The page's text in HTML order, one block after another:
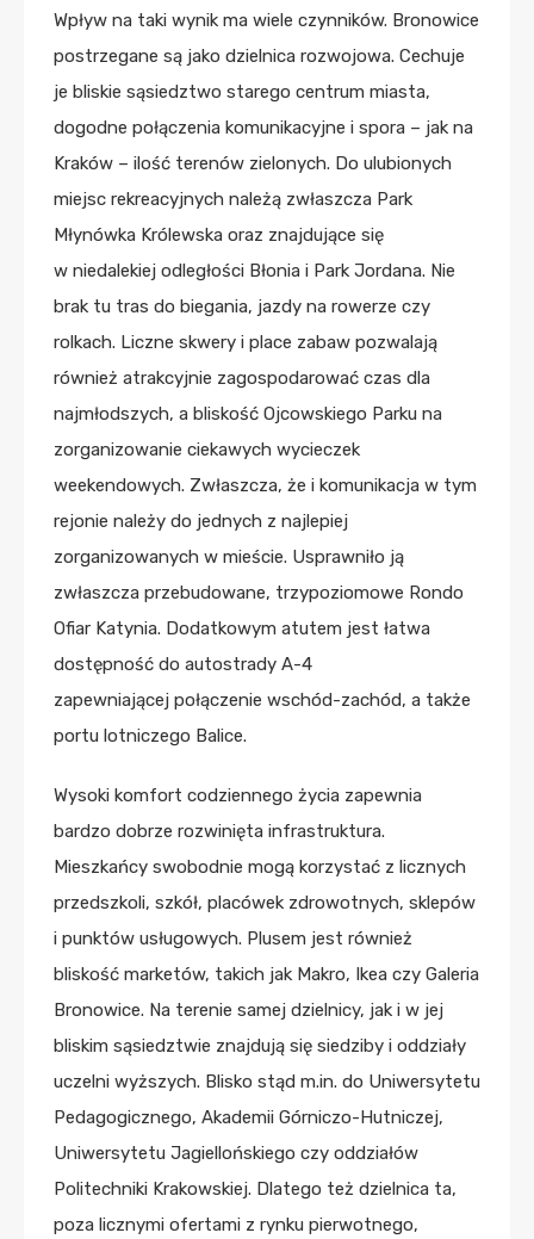
Wpływ na taki wynik ma wiele czynników. Bronowice
postrzegane są jako dzielnica rozwojowa. Cechuje
je bliskie sąsiedztwo starego centrum miasta,
dogodne połączenia komunikacyjne i spora – jak na
Kraków – ilość terenów zielonych. Do ulubionych
miejsc rekreacyjnych należą zwłaszcza Park
Młynówka Królewska oraz znajdujące się
w niedalekiej odległości Błonia i Park Jordana. Nie
brak tu tras do biegania, jazdy na rowerze czy
rolkach. Liczne skwery i place zabaw pozwalają
również atrakcyjnie zagospodarować czas dla
najmłodszych, a bliskość Ojcowskiego Parku na
zorganizowanie ciekawych wycieczek
weekendowych. Zwłaszcza, że i komunikacja w tym
rejonie należy do jednych z najlepiej
zorganizowanych w mieście. Usprawniło ją
zwłaszcza przebudowane, trzypoziomowe Rondo
Ofiar Katynia. Dodatkowym atutem jest łatwa
dostępność do autostrady A-4
zapewniającej połączenie wschód-zachód, a także
portu lotniczego Balice.
Wysoki komfort codziennego życia zapewnia
bardzo dobrze rozwinięta infrastruktura.
Mieszkańcy swobodnie mogą korzystać z licznych
przedszkoli, szkół, placówek zdrowotnych, sklepów
i punktów usługowych. Plusem jest również
bliskość marketów, takich jak Makro, Ikea czy Galeria
Bronowice. Na terenie samej dzielnicy, jak i w jej
bliskim sąsiedztwie znajdują się siedziby i oddziały
uczelni wyższych. Blisko stąd m.in. do Uniwersytetu
Pedagogicznego, Akademii Górniczo-Hutniczej,
Uniwersytetu Jagiellońskiego czy oddziałów
Politechniki Krakowskiej. Dlatego też dzielnica ta,
poza licznymi ofertami z rynku pierwotnego,